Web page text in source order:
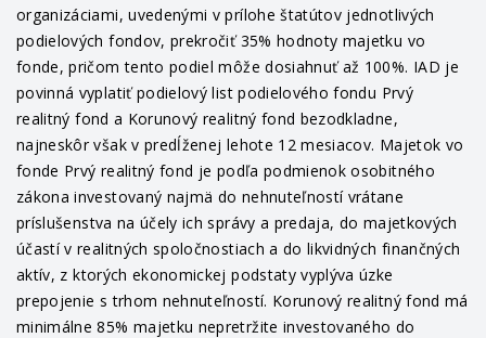
organizáciami, uvedenými v prílohe štatútov jednotlivých
podielových fondov, prekročiť 35% hodnoty majetku vo
fonde, pričom tento podiel môže dosiahnuť až 100%. IAD je
povinná vyplatiť podielový list podielového fondu Prvý
realitný fond a Korunový realitný fond bezodkladne,
najneskôr však v predĺženej lehote 12 mesiacov. Majetok vo
fonde Prvý realitný fond je podľa podmienok osobitného
zákona investovaný najmä do nehnuteľností vrátane
príslušenstva na účely ich správy a predaja, do majetkových
účastí v realitných spoločnostiach a do likvidných finančných
aktív, z ktorých ekonomickej podstaty vyplýva úzke
prepojenie s trhom nehnuteľností. Korunový realitný fond má
minimálne 85% majetku nepretržite investovaného do